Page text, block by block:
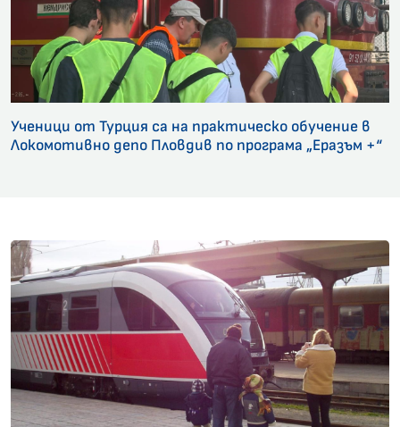
Ученици от Турция са на практическо обучение в
Локомотивно депо Пловдив по програма „Еразъм +“